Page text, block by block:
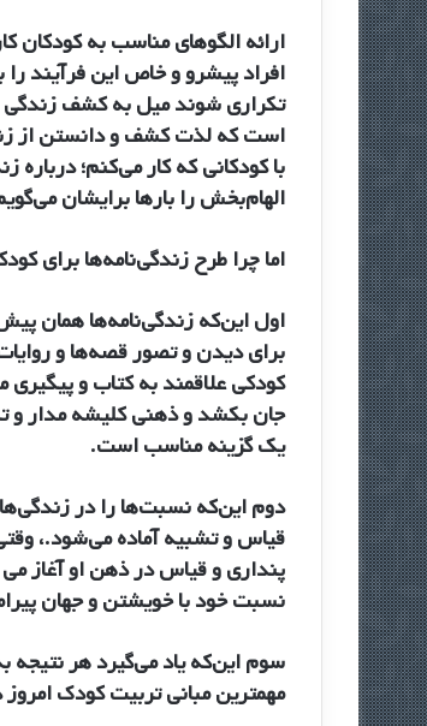
ارائه الگوهای مناسب به کودکان
افراد پیشرو و خاص این فرآیند
تکراری شوند میل به کشف زندگی
است که لذت کشف و دانستن از
با کودکانی که کار می‌کنم؛
الهام‌بخش را بارها برایشان
اما چرا طرح زندگی‌نامه‌ها برای
اول این‌که زندگی‌نامه‌ها همان
برای دیدن و تصور قصه‌ها و
کودکی علاقمند به کتاب و
جان بکشد و ذهنی کلیشه مدار و
یک گزینه مناسب است.
دوم این‌که نسبت‌ها را در
قیاس و تشبیه آماده می‌شود.،
پنداری و قیاس در ذهن او آغاز
نسبت خود با خویشتن و جهان
سوم این‌که یاد می‌گیرد هر نتیجه
مهمترین مبانی تربیت کودک